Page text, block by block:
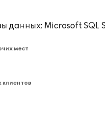
данных: Microsoft SQL
мест